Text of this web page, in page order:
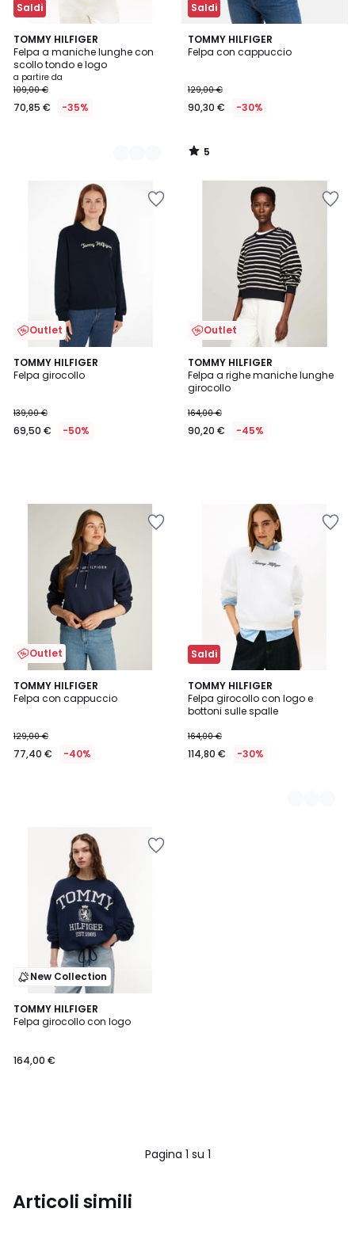
Saldi
TOMMY HILFIGER
Felpa a maniche lunghe con
scollo tondo e logo
Prezzo
a
partire
applicato.
a partire da
109,00 €
70,85 € -35%
2
Colori
Saldi
TOMMY HILFIGER
Felpa con cappuccio
129,00 €
90,30 € -30%
5
/
5
/
Outlet
TOMMY HILFIGER
Felpa girocollo
139,00 €
69,50 € -50%
Outlet
TOMMY HILFIGER
Felpa a righe maniche lunghe
girocollo
164,00 €
90,20 € -45%
Outlet
TOMMY HILFIGER
Felpa con cappuccio
129,00 €
77,40 € -40%
Saldi
TOMMY HILFIGER
Felpa girocollo con logo e
bottoni sulle spalle
164,00 €
114,80 € -30%
2
Colori
New Collection
TOMMY HILFIGER
Felpa girocollo con logo
164,00 €
Pagina 1 su 1
Articoli simili